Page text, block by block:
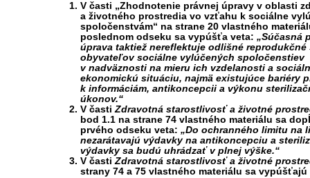
V časti „Zhodnotenie právnej úpravy v oblasti
a životného prostredia vo vzťahu k sociálne
spoločenstvám“ na strane 20 vlastného
poslednom odseku sa vypúšťa veta: „Súčasná
úprava taktiež nereflektuje odlišné reprodukčné
obyvateľov sociálne vylúčených spoločenstiev
v nadväznosti na mieru ich vzdelanosti a
ekonomickú situáciu, najmä existujúce bariéry
k informáciám, antikoncepcii a výkonu
úkonov.“
V častiZdravotná starostlivosť a životné
bod 1.1 na strane 74 vlastného materiálu sa
prvého odseku veta: „Do ochranného limitu na
nezarátavajú výdavky na antikoncepciu a
výdavky sa budú uhrádzať v plnej výške.“
V častiZdravotná starostlivosť a životné
strany 74 a 75 vlastného materiálu sa